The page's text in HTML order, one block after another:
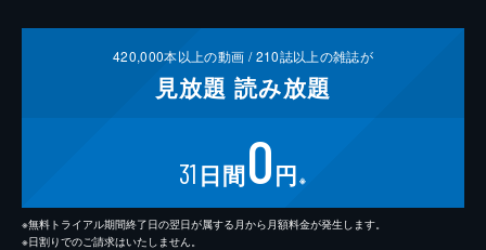
420,000本以上の動画 /210誌以上の雑誌が
見放題 読み放題
31 日間0円 ※
※無料トライアル期間終了日の翌日が属する月から月額料金が発生します。
※日割りでのご請求はいたしません。